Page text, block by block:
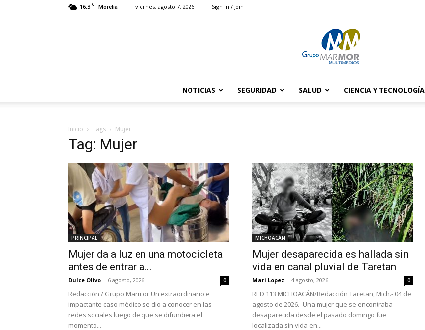
16.3 C Morelia viernes, agosto 7, 2026 Sign in / Join
Marmor
NOTICIAS SEGURIDAD SALUD CIENCIA Y TECNOLOGÍA
Inicio Tags Mujer
Tag: Mujer
PRINCIPAL
Mujer da a luz en una motocicleta
antes de entrar a...
Dulce Olivo - 6 agosto, 2026 0
Redacción / Grupo Marmor Un extraordinario e
impactante caso médico se dio a conocer en las
redes sociales luego de que se difundiera el
momento...
MICHOACÁN
Mujer desaparecida es hallada sin
vida en canal pluvial de Taretan
Mari Lopez - 4 agosto, 2026 0
RED 113 MICHOACÁN/Redacción Taretan, Mich.- 04 de
agosto de 2026.- Una mujer que se encontraba
desaparecida desde el pasado domingo fue
localizada sin vida en...